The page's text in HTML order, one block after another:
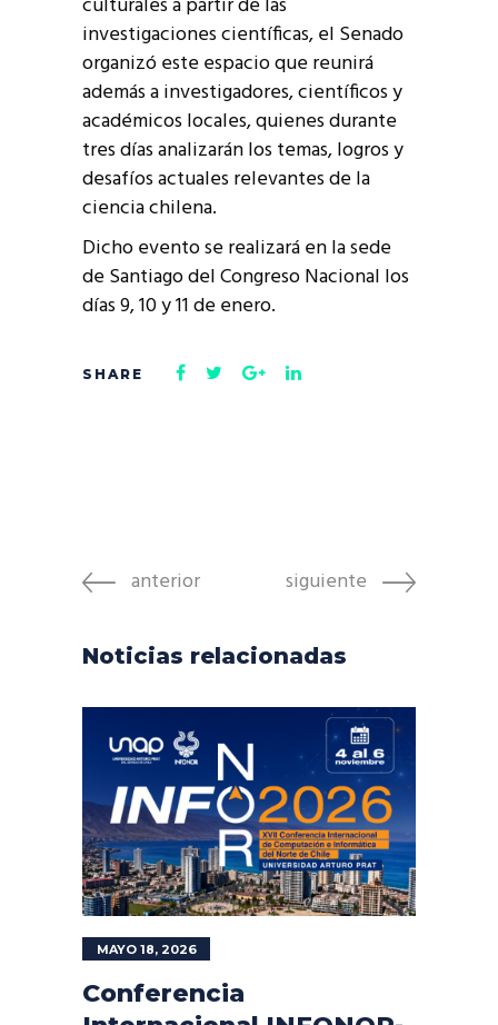
investigaciones científicas, el Senado
organizó este espacio que reunirá
además a investigadores, científicos y
académicos locales, quienes durante
tres días analizarán los temas, logros y
desafíos actuales relevantes de la
ciencia chilena.
Dicho evento se realizará en la sede
de Santiago del Congreso Nacional los
días 9, 10 y 11 de enero.
anterior siguiente
Noticias relacionadas
MAYO 18, 2026
Conferencia